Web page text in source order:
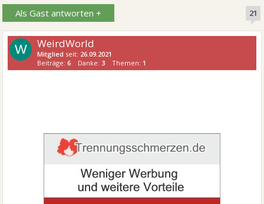
Als Gast antworten + 21
W WeirdWorld
Mitglied seit: 26.09.2021
Beiträge:6 Danke:3 Themen: 1